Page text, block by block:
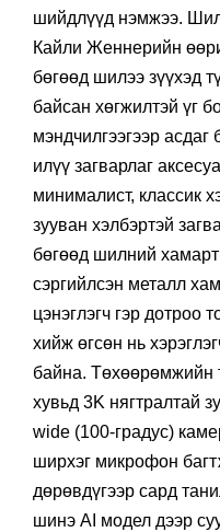
шийдлүүд нэмжээ.
Кайли Женнерийн
бөгөөд шилээ зүүхэд
байсан хөгжилтэй үг
мэндчилгээгээр
илүү загварлаг
минималист, классик
зууван хэлбэртэй
бөгөөд шилний
сэргийлсэн металл
цэнэглэгч гэр дотроо
хийж өгсөн нь
байна. Төхөөрөмжийн
хувьд 3K нягтралтай
wide (100-градус)
ширхэг микрофон
дөрөвдүгээр сард
шинэ AI модел дээр